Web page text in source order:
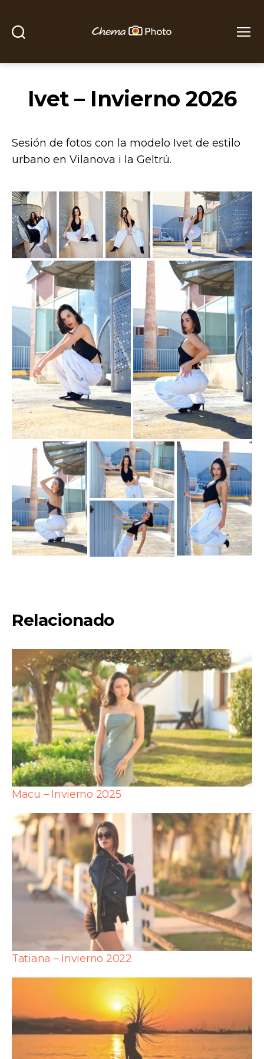
Photo
Ivet – Invierno 2026
Sesión de fotos con la modelo Ivet de estilo
urbano en Vilanova i la Geltrú.
Relacionado
Macu – Invierno 2025
Tatiana – Invierno 2022